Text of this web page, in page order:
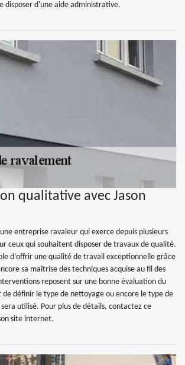
disposer d'une aide administrative.
qualitative avec Jason
entreprise ravaleur qui exerce depuis plusieurs
ceux qui souhaitent disposer de travaux de qualité.
d’offrir une qualité de travail exceptionnelle grâce
sa maîtrise des techniques acquise au fil des
reposent sur une bonne évaluation du
définir le type de nettoyage ou encore le type de
utilisé. Pour plus de détails, contactez ce
site internet.